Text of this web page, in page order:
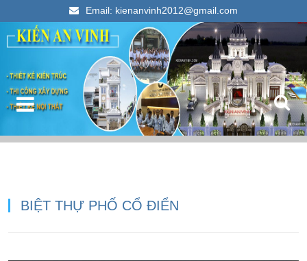
Email: kienanvinh2012@gmail.com
Kiến An Vinh
Thiết kế xây dựng nhà ống đẹp 2023
BIỆT THỰ PHỐ CỔ ĐIỂN